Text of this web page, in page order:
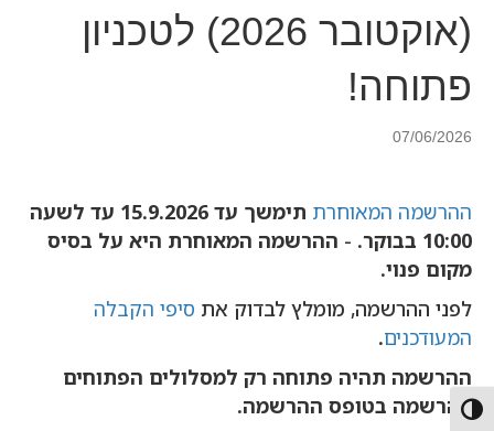
Toggle High Contrast
(אוקטובר 2026) לטכניון
פתוחה!
07/06/2026
ההרשמה המאוחרת
תימשך עד 15.9.2026 עד לשעה
10:00 בבוקר.
- ההרשמה המאוחרת היא על בסיס
מקום פנוי.
לפני ההרשמה, מומלץ לבדוק את סיפי הקבלה
המעודכנים.
ההרשמה תהיה פתוחה רק למסלולים הפתוחים
להרשמה בטופס ההרשמה.